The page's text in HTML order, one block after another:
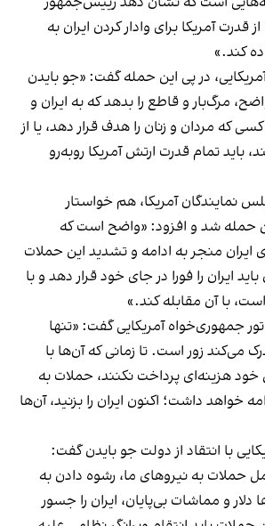
قدرت آمریکا برای وادار کردن ایران به
کند.»
در پی این حمله گفت: «جو بایدن
مرگ‌بار و قاطع را بدهد که به ایران و
که مردان و زنان را هدف قرار دهد، یا از
باید تمام قدرت ارتش آمریکا روبه‌رو
نمایندگان آمریکا، هم خواستار
حمله شد و افزود: «واضح است که
ایران منجر به ادامه و تشدید این حملات
ایران را فورا در جای خود قرار دهد و با
با آن مقابله کند.»
جمهوری‌خواه آمریکایی گفت: «تنها
می‌کند زور است. تا زمانی که آن‌ها با
هزینه‌ای پرداخت نکنند، حملات به
خواهد داشت؛ اکنون ایران را بزنید، آن‌ها
با انتقاد از دولت جو بایدن گفت:
حملات به نیروهای ما، رشوه دادن به
دلار و مماشات بی‌پایان، ایران را جسور